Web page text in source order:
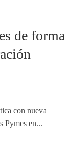
de forma
con nueva
Pymes en...